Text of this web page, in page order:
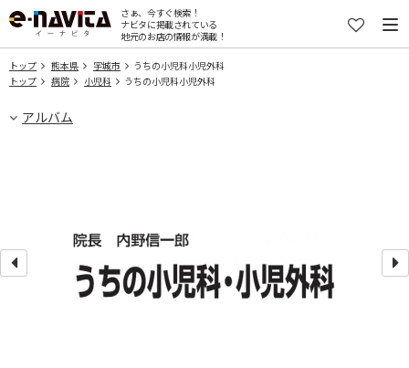
さぁ、今すぐ検索！
ナビタに掲載されている
地元のお店の情報が満載！
トップ 熊本県 宇城市
うちの小児科小児外科
トップ
病院 小児科 うちの小児科小児外科
アルバム